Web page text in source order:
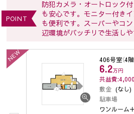
POINT
防犯カメラ・オートロック
も安心です。モニター付き
も便利です。スーパーやコ
辺環境がバッチリで生活しや
NEW 406号室（4
6.2万円
共益費:4,000
敷金 (なし)
駐車場
ワンルーム